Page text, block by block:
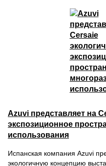
Azuvi представляет на
экспозиционное
использования
Испанская компания Azuvi
экологичную концепцию